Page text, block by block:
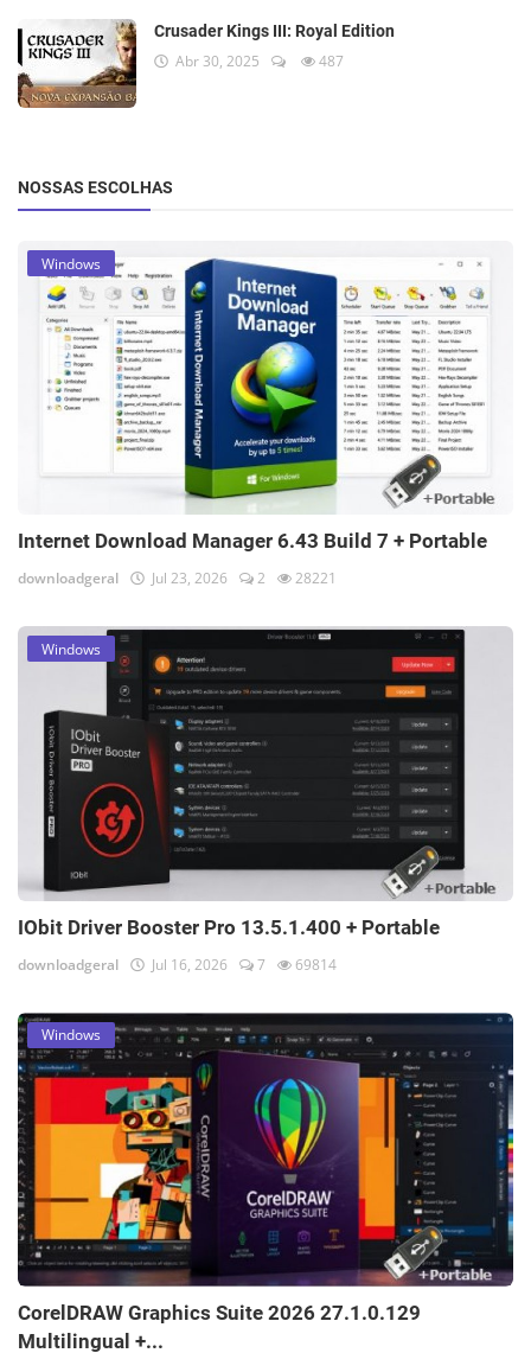
Crusader Kings III: Royal Edition
Abr 30, 2025 487
NOSSAS ESCOLHAS
Windows
Internet Download Manager 6.43 Build 7 + Portable
downloadgeral Jul 23, 2026 2 28221
Windows
IObit Driver Booster Pro 13.5.1.400 + Portable
downloadgeral Jul 16, 2026 7 69814
Windows
CorelDRAW Graphics Suite 2026 27.1.0.129
Multilingual +...